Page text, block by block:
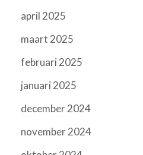
april 2025
maart 2025
februari 2025
januari 2025
december 2024
november 2024